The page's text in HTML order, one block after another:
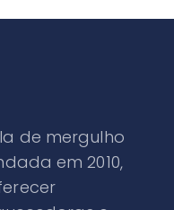
de mergulho
em 2010,